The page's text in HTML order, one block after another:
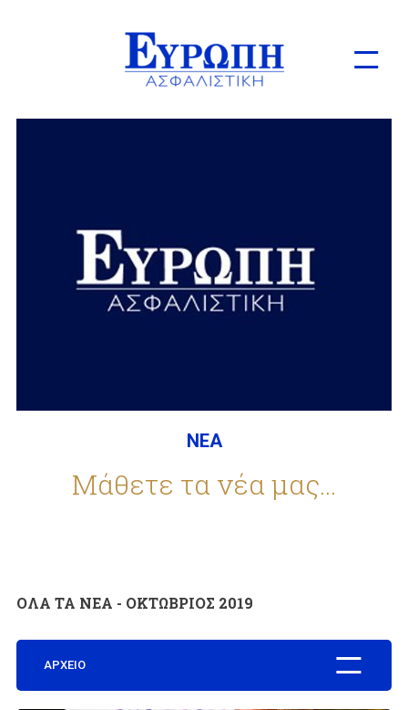
Επιχειρήσεις
ΣΥΝΕΡΓΑΤΕΣ
ΝΕΑ
Μάθετε τα νέα μας...
ΟΛΑ ΤΑ ΝΕΑ - ΟΚΤΩΒΡΙΟΣ 2019
ΑΡΧΕΙΟ